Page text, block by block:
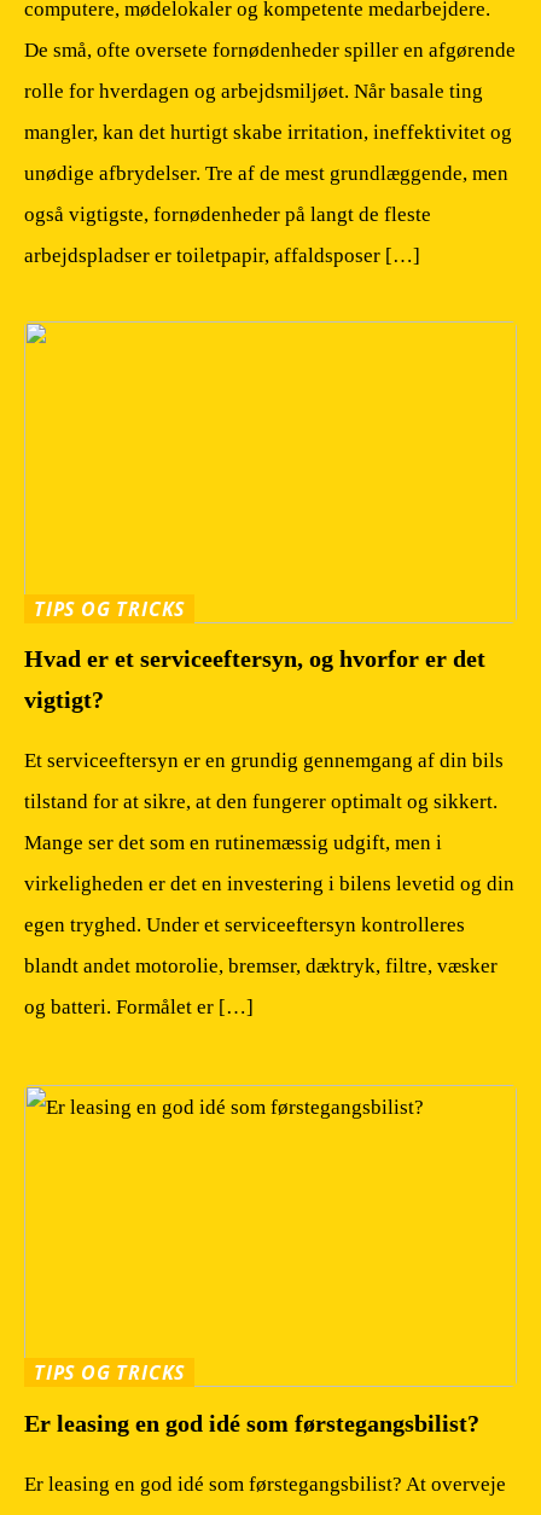
computere, mødelokaler og kompetente medarbejdere.
De små, ofte oversete fornødenheder spiller en afgørende
rolle for hverdagen og arbejdsmiljøet. Når basale ting
mangler, kan det hurtigt skabe irritation, ineffektivitet og
unødige afbrydelser. Tre af de mest grundlæggende, men
også vigtigste, fornødenheder på langt de fleste
arbejdspladser er toiletpapir, affaldsposer […]
TIPS OG TRICKS
Hvad er et serviceeftersyn, og hvorfor er det
vigtigt?
Et serviceeftersyn er en grundig gennemgang af din bils
tilstand for at sikre, at den fungerer optimalt og sikkert.
Mange ser det som en rutinemæssig udgift, men i
virkeligheden er det en investering i bilens levetid og din
egen tryghed. Under et serviceeftersyn kontrolleres
blandt andet motorolie, bremser, dæktryk, filtre, væsker
og batteri. Formålet er […]
TIPS OG TRICKS
Er leasing en god idé som førstegangsbilist?
Er leasing en god idé som førstegangsbilist? At overveje